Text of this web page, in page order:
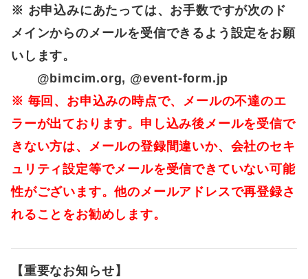
※ お申込みにあたっては、お手数ですが次のド
メインからのメールを受信できるよう設定をお願
いします。
@bimcim.org, @event-form.jp
※ 毎回、お申込みの時点で、メールの不達のエ
ラーが出ております。申し込み後メールを受信で
きない方は、メールの登録間違いか、会社のセキ
ュリティ設定等でメールを受信できていない可能
性がございます。他のメールアドレスで再登録さ
れることをお勧めします。
【重要なお知らせ 】